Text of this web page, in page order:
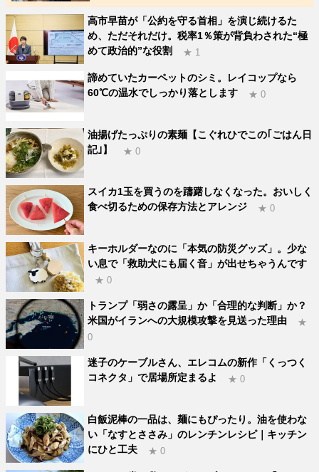
高市早苗が「公約を守る首相」を演じ続けるた
め、ただそれだけ。税率1％策が背負わされた“極
めて政治的”な役割
★ 1
諦めていたカーペットのシミ。レイコップなら
60℃の温水でしっかり落とします
★ 0
油揚げたっぷりの素麺【こぐれひでこの｢ごはん日
記｣】
★ 0
スイカ1玉を買うのを躊躇しなくなった。おいしく
食べ切るための保存方法とアレンジ
★ 0
キーホルダーなのに「本気の防災グッズ」。少な
い息で「救助犬にも届く音」が出せちゃうんです
★ 0
トランプ「弱さの露呈」か「合理的な判断」か？
米国がイランへの大規模攻撃を見送った理由
★
0
迷子のケーブルさん、エレコムの新作「くっつく
コネクタ」で居場所定まるよ
★ 0
白飯泥棒の一品は、麺にもぴったり。油を使わな
い「なすとささみ」のレンチンレシピ｜キッチン
にひと工夫
★ 0